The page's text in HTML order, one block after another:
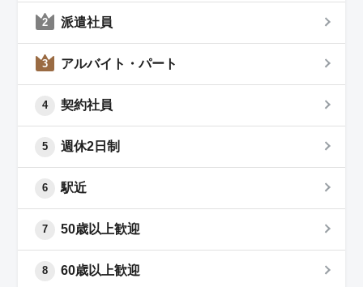
2 派遣社員
3 アルバイト・パート
4 契約社員
5 週休2日制
6 駅近
7 50歳以上歓迎
8 60歳以上歓迎